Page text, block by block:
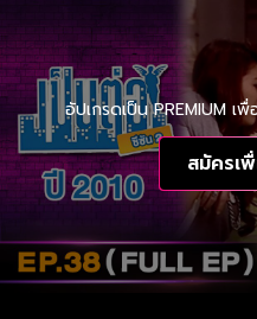
อัปเกรดเป็น PREMIUM
สมัครเ